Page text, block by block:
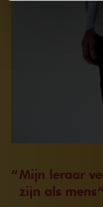
We werken
kunnen
Mijn leraar
zijn als mens